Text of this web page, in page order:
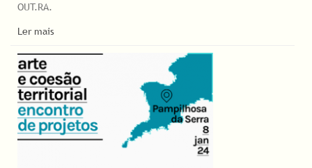
OUT.RA.
Ler mais